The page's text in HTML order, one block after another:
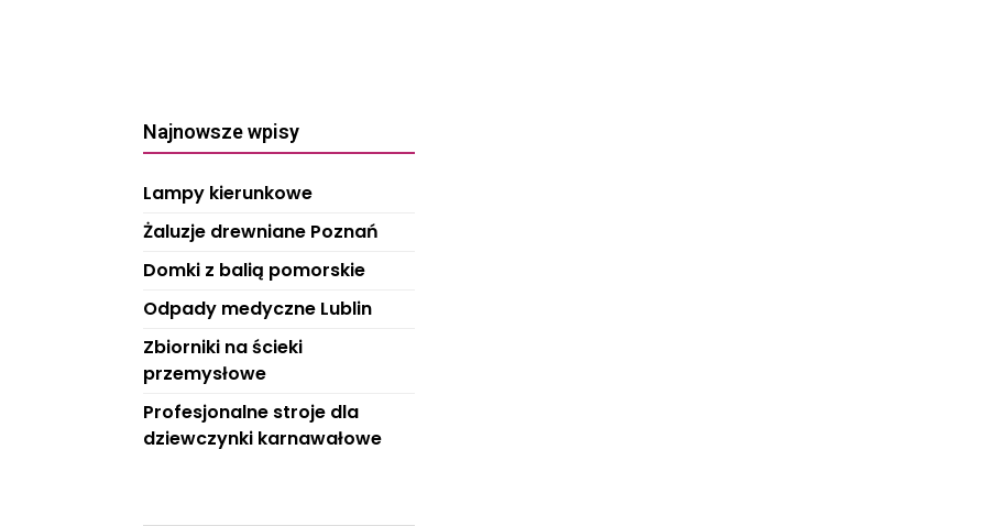
Najnowsze wpisy
Lampy kierunkowe
Żaluzje drewniane Poznań
Domki z balią pomorskie
Odpady medyczne Lublin
Zbiorniki na ścieki
przemysłowe
Profesjonalne stroje dla
dziewczynki karnawałowe